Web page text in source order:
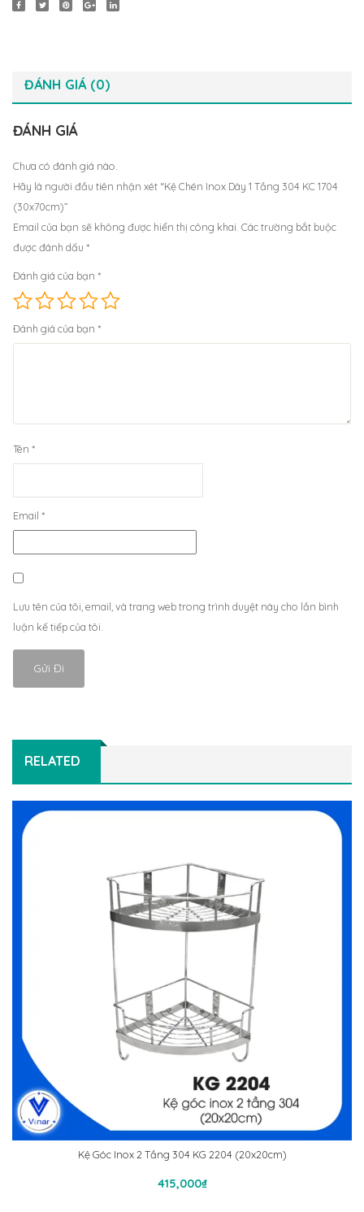
ĐÁNH GIÁ (0)
ĐÁNH GIÁ
Chưa có đánh giá nào.
Hãy là người đầu tiên nhận xét “Kệ Chén Inox Dày 1 Tầng 304 KC 1704
(30x70cm)”
Email của bạn sẽ không được hiển thị công khai. Các trường bắt buộc
được đánh dấu *
Đánh giá của bạn *
Đánh giá của bạn *
Tên *
Email *
Lưu tên của tôi, email, và trang web trong trình duyệt này cho lần bình
luận kế tiếp của tôi.
RELATED
Kệ Góc Inox 2 Tầng 304 KG 2204 (20x20cm)
415,000₫
Thêm Vào Giỏ Hàng